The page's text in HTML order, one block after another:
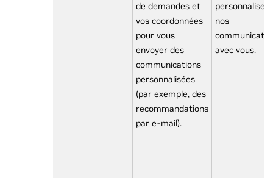
de demandes et
vos coordonnées
pour vous
envoyer des
communications
personnalisées
(par exemple, des
recommandations
par e-mail).
personnaliser
nos
avec vous.